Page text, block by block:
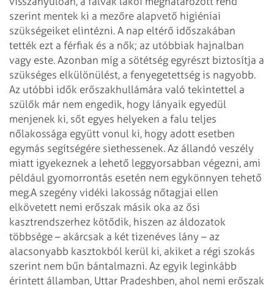
szerint mentek ki a mezőre alapvető higiéniai
szükségeiket elintézni. A nap eltérő időszakában
tették ezt a férfiak és a nők; az utóbbiak hajnalban
vagy este. Azonban míg a sötétség egyrészt biztosítja a
szükséges elkülönülést, a fenyegetettség is nagyobb.
Az utóbbi idők erőszakhullámára való tekintettel a
szülők már nem engedik, hogy lányaik egyedül
menjenek ki, sőt egyes helyeken a falu teljes
nőlakossága együtt vonul ki, hogy adott esetben
egymás segítségére siethessenek. Az állandó veszély
miatt igyekeznek a lehető leggyorsabban végezni, ami
például gyomorrontás esetén nem egykönnyen tehető
meg.A szegény vidéki lakosság nőtagjai ellen
elkövetett nemi erőszak másik oka az ősi
kasztrendszerhez kötődik, hiszen az áldozatok
többsége – akárcsak a két tizenéves lány – az
alacsonyabb kasztokból kerül ki, akiket a régi szokás
szerint nem bűn bántalmazni. Az egyik leginkább
érintett államban, Uttar Pradeshben, ahol nemi erőszak